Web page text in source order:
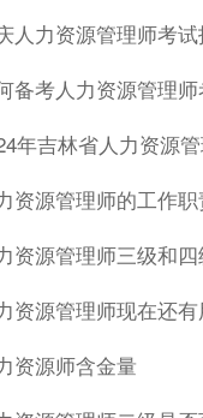
人力资源管理师考
备考人力资源管理师
年吉林省人力资源
资源管理师的工作
资源管理师三级和
资源管理师现在还
资源师含金量